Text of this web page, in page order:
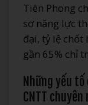
Tiên Phong
sơ năng lực
đại, tỷ lệ chốt
gần 65% chỉ
Những yếu
CNTT chuyên